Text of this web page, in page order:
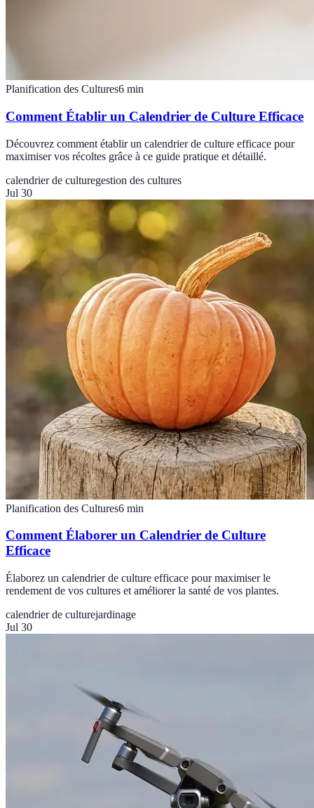
Planification des Cultures6 min
Comment Établir un Calendrier de Culture Efficace
Découvrez comment établir un calendrier de culture efficace pour
maximiser vos récoltes grâce à ce guide pratique et détaillé.
calendrier de culturegestion des cultures
Jul 30
Planification des Cultures6 min
Comment Élaborer un Calendrier de Culture
Efficace
Élaborez un calendrier de culture efficace pour maximiser le
rendement de vos cultures et améliorer la santé de vos plantes.
calendrier de culturejardinage
Jul 30